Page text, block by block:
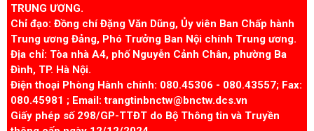
TRUNG ƯƠNG.
Chỉ đạo: Đồng chí Đặng Văn Dũng, Ủy viên Ban Chấp hành
Trung ương Đảng, Phó Trưởng Ban Nội chính Trung ương.
Địa chỉ: Tòa nhà A4, phố Nguyễn Cảnh Chân, phường Ba
Đình, TP. Hà Nội.
Điện thoại Phòng Hành chính: 080.45306 - 080.43557; Fax:
080.45981 ; Email: trangtinbnctw@bnctw.dcs.vn
Giấy phép số 298/GP-TTĐT do Bộ Thông tin và Truyền